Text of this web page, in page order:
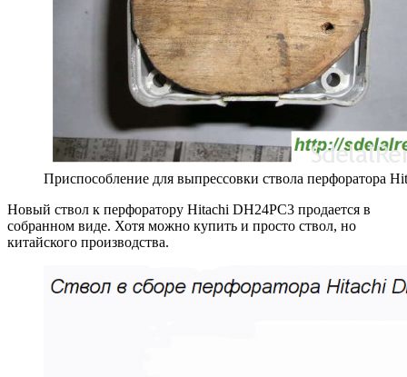
Приспособление для выпрессовки ствола перфоратора
Новый ствол к перфоратору Hitachi DH24PC3 продается в
собранном виде. Хотя можно купить и просто ствол, но
китайского производства.